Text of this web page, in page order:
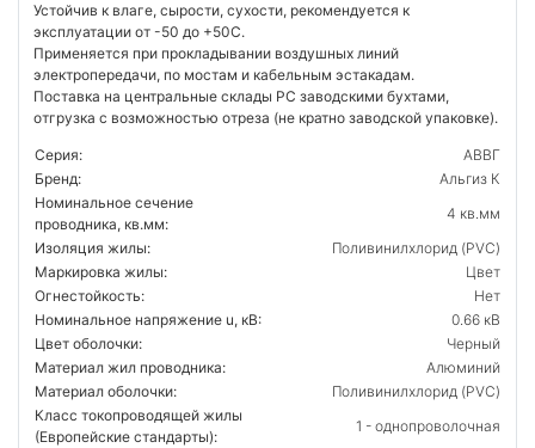
Устойчив к влаге, сырости, сухости, рекомендуется к
эксплуатации от -50 до +50С.
Применяется при прокладывании воздушных линий
электропередачи, по мостам и кабельным эстакадам.
Поставка на центральные склады РС заводскими бухтами,
отгрузка с возможностью отреза (не кратно заводской упаковке).
Серия:
АВВГ
Бренд:
Альгиз К
Номинальное сечение
проводника, кв.мм:
4 кв.мм
Изоляция жилы:
Поливинилхлорид (PVC)
Маркировка жилы:
Цвет
Огнестойкость:
Нет
Номинальное напряжение u, кВ:
0.66 кВ
Цвет оболочки:
Черный
Материал жил проводника:
Алюминий
Материал оболочки:
Поливинилхлорид (PVC)
Класс токопроводящей жилы
(Европейские стандарты):
1 - однопроволочная